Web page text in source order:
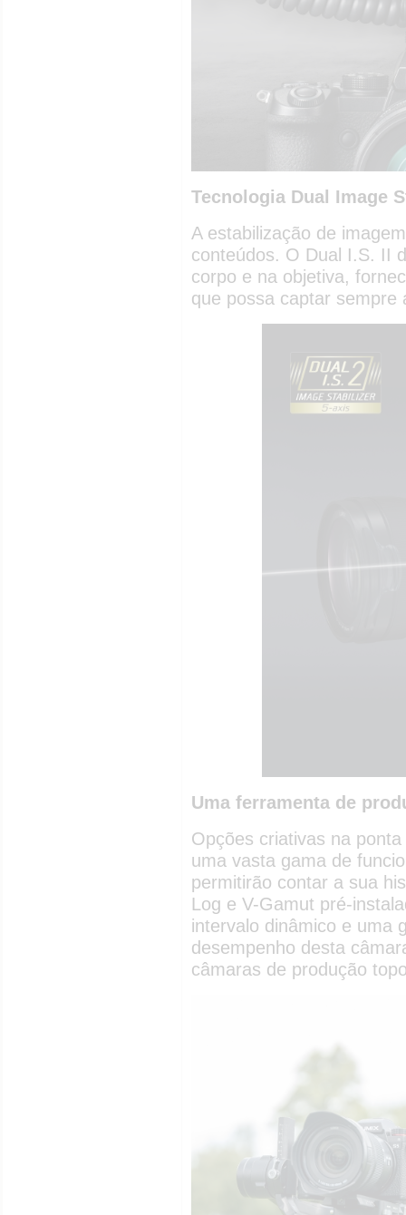
Tecnologia Dual Image
A estabilização de
conteúdos. O Dual I.S. II
corpo e na objetiva,
que possa captar sempre
Uma ferramenta de
Opções criativas na
uma vasta gama de
permitirão contar a sua
Log e V-Gamut pré-
intervalo dinâmico e uma
desempenho desta
câmaras de produção